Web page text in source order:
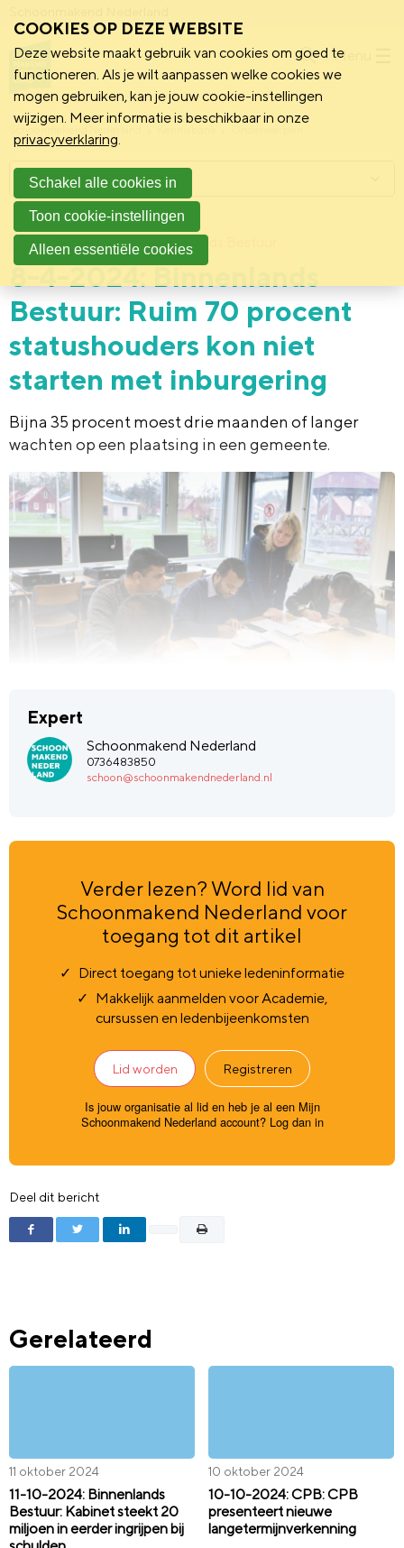
Menu
Schoonmakend Nederland
Politiek 22 april 2024 Binnenlands Bestuur
8-4-2024: Binnenlands
Bestuur: Ruim 70 procent
statushouders kon niet
starten met inburgering
Bijna 35 procent moest drie maanden of langer
wachten op een plaatsing in een gemeente.
Expert
Schoonmakend Nederland
0736483850
schoon@schoonmakendnederland.nl
Verder lezen? Word lid van
Schoonmakend Nederland voor
toegang tot dit artikel
Direct toegang tot unieke ledeninformatie
Makkelijk aanmelden voor Academie,
cursussen en ledenbijeenkomsten
Lid worden Registreren
Is jouw organisatie al lid en heb je al een Mijn
Schoonmakend Nederland account? Log dan in
Deel dit bericht
Gerelateerd
11 oktober 2024
11-10-2024: Binnenlands
Bestuur: Kabinet steekt 20
miljoen in eerder ingrijpen bij
10 oktober 2024
10-10-2024: CPB: CPB
presenteert nieuwe
langetermijnverkenning
Menu
COOKIES OP DEZE WEBSITE
Deze website maakt gebruik van cookies om goed te
functioneren. Als je wilt aanpassen welke cookies we
mogen gebruiken, kan je jouw cookie-instellingen
wijzigen. Meer informatie is beschikbaar in onze
privacyverklaring.
Schakel alle cookies in
Toon cookie-instellingen
Alleen essentiële cookies